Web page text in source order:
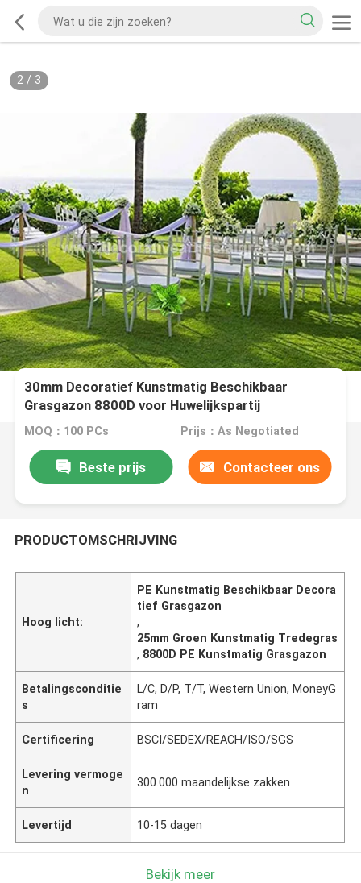
2/ 3
30mm Decoratief Kunstmatig Beschikbaar
Grasgazon 8800D voor Huwelijkspartij
MOQ：100 PCs Prijs：As Negotiated
Beste prijs Contacteer ons
PRODUCTOMSCHRIJVING
Hoog licht:
PE Kunstmatig Beschikbaar Decora
tief Grasgazon
,
25mm Groen Kunstmatig Tredegras
, 8800D PE Kunstmatig Grasgazon
Betalingsconditie
s
L/C, D/P, T/T, Western Union, MoneyG
ram
Certificering BSCI/SEDEX/REACH/ISO/SGS
Levering vermoge
n
300.000 maandelijkse zakken
Levertijd 10-15 dagen
Bekijk meer